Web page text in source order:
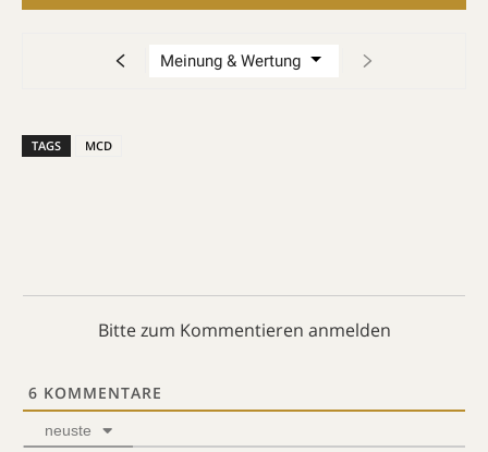
TAGS MCD
Bitte zum Kommentieren anmelden
6 KOMMENTARE
neuste